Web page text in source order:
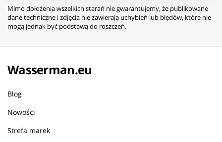
Mimo dołożenia wszelkich starań nie gwarantujemy, że publikowane
dane techniczne i zdjęcia nie zawierają uchybień lub błędów, które nie
mogą jednak być podstawą do roszczeń.
Wasserman.eu
Blog
Nowości
Strefa marek